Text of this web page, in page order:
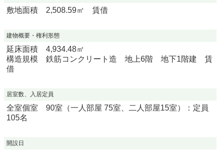
敷地面積 2,508.59㎡ 賃借
建物概要・権利形態
延床面積 4,934.48㎡
構造規模 鉄筋コンクリート造 地上6階 地下1階建 賃
借
居室数、入居定員
全室個室 90室（一人部屋 75室、二人部屋15室）：定員
105名
開設日